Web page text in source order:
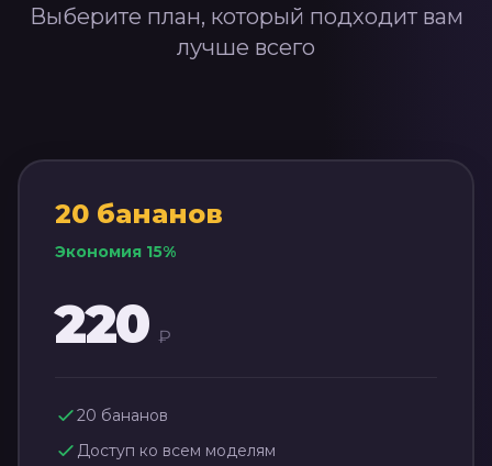
Выберите план, который подходит вам
лучше всего
20 бананов
Экономия 15%
220 ₽
20 бананов
Доступ ко всем моделям